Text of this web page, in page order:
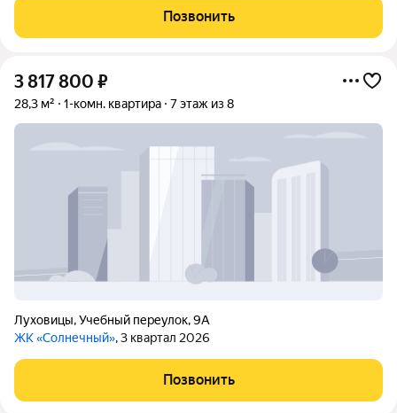
Позвонить
3 817 800 ₽
28,3 м² 1-комн. квартира 7 этаж из 8
Луховицы,Учебный переулок,9А
ЖК «Солнечный», 3 квартал 2026
Позвонить